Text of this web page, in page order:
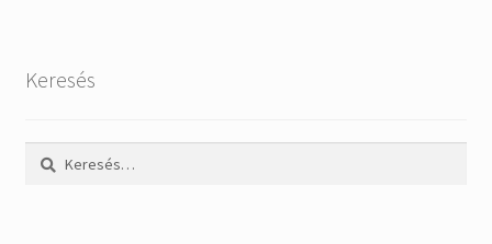
Keresés
Keresés: